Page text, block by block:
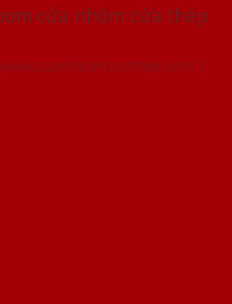
cửa nhôm cửa thép
|